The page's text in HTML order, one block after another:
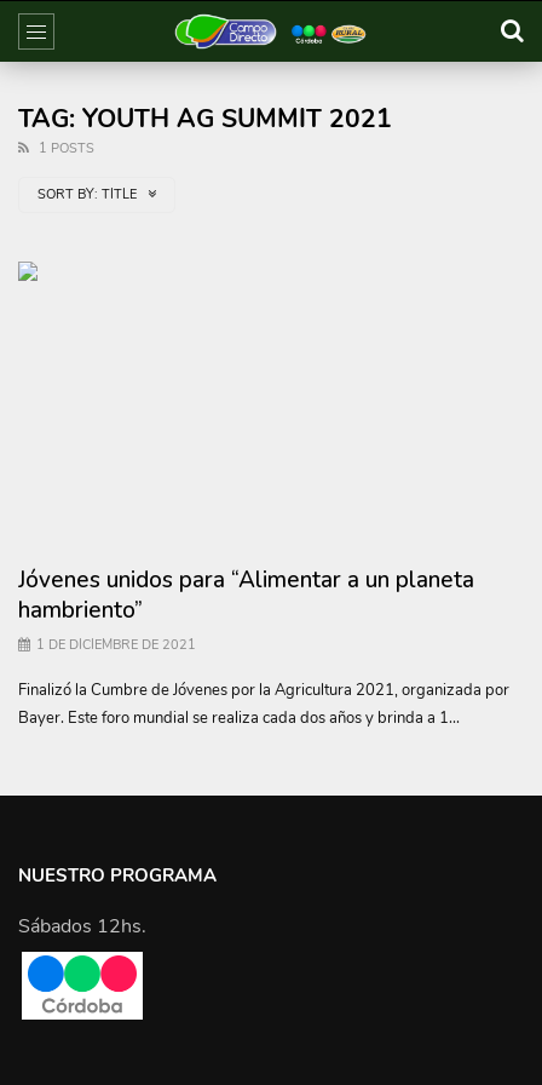
TAG: YOUTH AG SUMMIT 2021
1 POSTS
SORT BY: TITLE
Jóvenes unidos para “Alimentar a un planeta
hambriento”
1 DE DICIEMBRE DE 2021
Finalizó la Cumbre de Jóvenes por la Agricultura 2021, organizada por
Bayer. Este foro mundial se realiza cada dos años y brinda a 1...
NUESTRO PROGRAMA
Sábados 12hs.